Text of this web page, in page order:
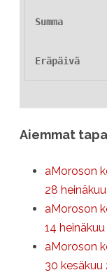
Summa
Eräpäivä
Aiemmat
aMoroson
28
aMoroson
14
aMoroson
30 kesäkuu